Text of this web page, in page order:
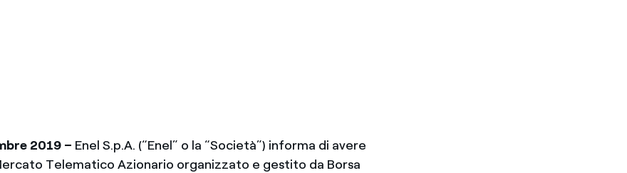
2019 – Enel S.p.A. (“Enel” o la “Società”) informa di avere
Telematico Azionario organizzato e gestito da Borsa